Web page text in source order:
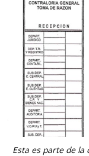
Esta es parte de la